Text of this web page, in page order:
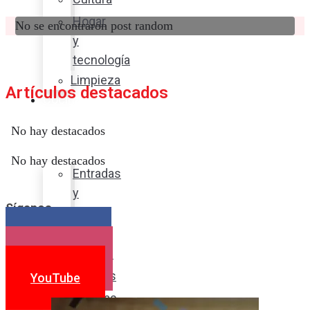
Hogar
y
tecnología
Limpieza
Cocina
sabor
Entradas
y
Postres
Bebidas
No se encontraron post random
Artículos destacados
No hay destacados
No hay destacados
Síganos
YouTube